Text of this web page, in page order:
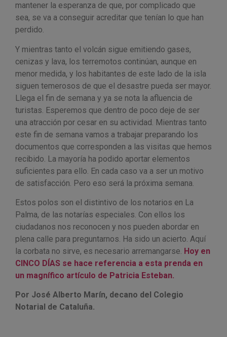
mantener la esperanza de que, por complicado que
sea, se va a conseguir acreditar que tenían lo que han
perdido.
Y mientras tanto el volcán sigue emitiendo gases,
cenizas y lava, los terremotos continúan, aunque en
menor medida, y los habitantes de este lado de la isla
siguen temerosos de que el desastre pueda ser mayor.
Llega el fin de semana y ya se nota la afluencia de
turistas. Esperemos que dentro de poco deje de ser
una atracción por cesar en su actividad. Mientras tanto
este fin de semana vamos a trabajar preparando los
documentos que corresponden a las visitas que hemos
recibido. La mayoría ha podido aportar elementos
suficientes para ello. En cada caso va a ser un motivo
de satisfacción. Pero eso será la próxima semana.
Estos polos son el distintivo de los notarios en La
Palma, de las notarías especiales. Con ellos los
ciudadanos nos reconocen y nos pueden abordar en
plena calle para preguntarnos. Ha sido un acierto. Aquí
la corbata no sirve, es necesario arremangarse. Hoy en
CINCO DÍAS se hace referencia a esta prenda en
un magnífico artículo de Patricia Esteban.
Por José Alberto Marín, decano del Colegio
Notarial de Cataluña.